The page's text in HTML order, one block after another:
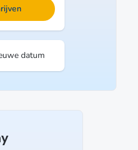
datum